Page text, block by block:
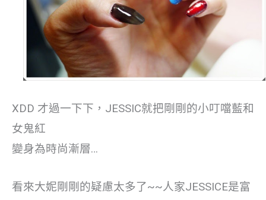
XDD 才過一下下，JESSIC就把剛剛的小叮噹藍和
女鬼紅
變身為時尚漸層…
看來大妮剛剛的疑慮太多了~~人家JESSICE是富